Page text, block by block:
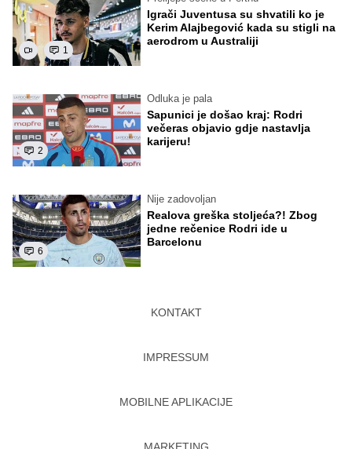
1
Igrači Juventusa su shvatili ko je
Kerim Alajbegović kada su stigli na
aerodrom u Australiji
2
Odluka je pala
Sapunici je došao kraj: Rodri
večeras objavio gdje nastavlja
karijeru!
6
Nije zadovoljan
Realova greška stoljeća?! Zbog
jedne rečenice Rodri ide u
Barcelonu
KONTAKT
IMPRESSUM
MOBILNE APLIKACIJE